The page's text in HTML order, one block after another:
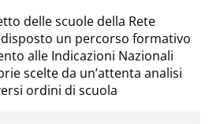
delle scuole della Rete
un percorso formativo
alle Indicazioni Nazionali
scelte da un’attenta analisi
ordini di scuola